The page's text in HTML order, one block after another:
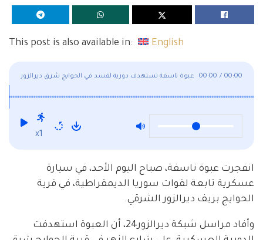
This post is also available in: English
عبوة ناسفة تستهدف دورية لقسد في الحوايج شرق ديرالزور 00:00 / 00:00
x1
انفجرت عبوة ناسفة، صباح اليوم الأحد، في سيارة
عسكرية تابعة لقوات سوريا الديمقراطية، في قرية
الحوايج بريف ديرالزور الشرقي.
وأفاد مراسل شبكة ديرالزور24، أن العبوة استهدفت